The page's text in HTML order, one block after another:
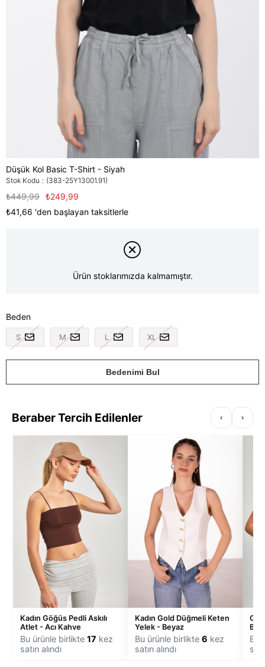
Düşük Kol Basic T-Shirt - Siyah
Stok Kodu (383-25Y13001.91)
₺449,99 ₺249,99
₺41,66 'den başlayan taksitlerle
Ürün stoklarımızda kalmamıştır.
Beden
S M L XL
Bedenimi Bul
Beraber Tercih Edilenler ‹ ›
Kadın Göğüs Pedli Askılı
Atlet - Acı Kahve
Bu ürünle birlikte 17 kez
satın alındı
Kadın Gold Düğmeli Keten
Yelek - Beyaz
Bu ürünle birlikte 6 kez
satın alındı
Bu